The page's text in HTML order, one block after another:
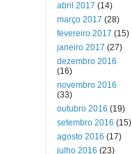
abril 2017 (14)
março 2017 (28)
fevereiro 2017 (15)
janeiro 2017 (27)
dezembro 2016
(16)
novembro 2016
(33)
outubro 2016 (19)
setembro 2016 (15)
agosto 2016 (17)
julho 2016 (23)